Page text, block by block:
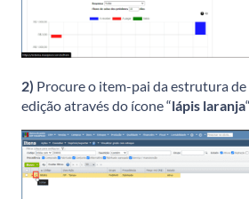
2) Procure o item-pai da estrutura
edição através do ícone “lápis laranja“.